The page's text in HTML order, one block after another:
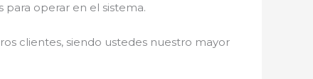
operar en el sistema.
clientes, siendo ustedes nuestro mayor